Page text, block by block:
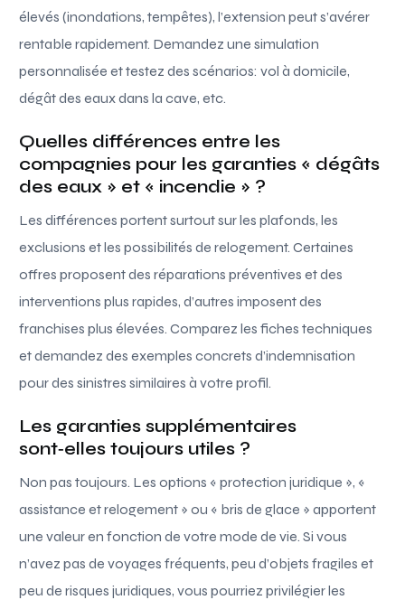
élevés (inondations, tempêtes), l’extension peut s’avérer
rentable rapidement. Demandez une simulation
personnalisée et testez des scénarios: vol à domicile,
dégât des eaux dans la cave, etc.
Quelles différences entre les
compagnies pour les garanties « dégâts
des eaux » et « incendie » ?
Les différences portent surtout sur les plafonds, les
exclusions et les possibilités de relogement. Certaines
offres proposent des réparations préventives et des
interventions plus rapides, d’autres imposent des
franchises plus élevées. Comparez les fiches techniques
et demandez des exemples concrets d’indemnisation
pour des sinistres similaires à votre profil.
Les garanties supplémentaires
sont‑elles toujours utiles ?
Non pas toujours. Les options « protection juridique », «
assistance et relogement » ou « bris de glace » apportent
une valeur en fonction de votre mode de vie. Si vous
n’avez pas de voyages fréquents, peu d’objets fragiles et
peu de risques juridiques, vous pourriez privilégier les